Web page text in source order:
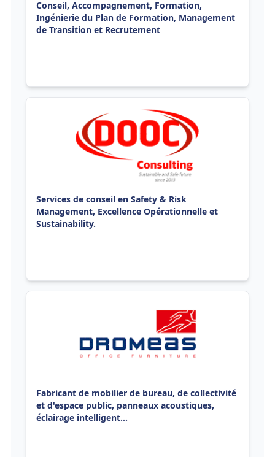
Conseil, Accompagnement, Formation,
Ingénierie du Plan de Formation, Management
de Transition et Recrutement
Services de conseil en Safety & Risk
Management, Excellence Opérationnelle et
Sustainability.
Fabricant de mobilier de bureau, de collectivité
et d'espace public, panneaux acoustiques,
éclairage intelligent...